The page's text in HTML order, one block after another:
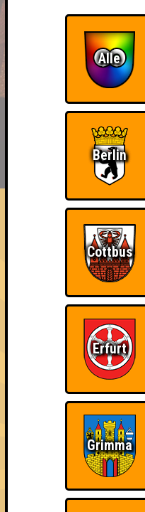
HIGHSCORE
FAQ
Errungenschaften
Kleiner Hinweis: bei uns
verlieren, trotzdem auf
schließlich verdient!
Errungenschaften für den 1.
Schon wieder zum
Alle
Berlin
Cottbus
Erfurt
Grimma